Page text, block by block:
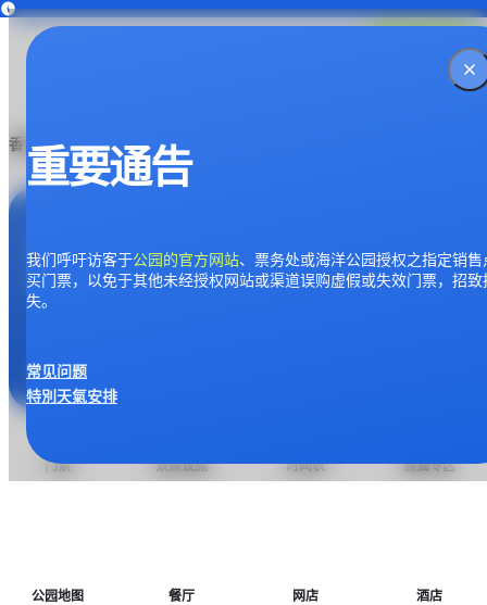
重要通告
我们呼吁访客于公园的官方网站、票务处或海洋公园授权之指定销售
买门票，以免于其他未经授权网站或渠道误购虚假或失效门票，招致
失。
常见问题
特別天氣安排
香
海
洋
公
园
官
方
网
°C
公园开放时间
香港大熊猫直播 立即观看！
保育大自然，
由您开始
立即捐款
门票 景点设施 时间表 熊猫专区
公园地图 餐厅 网店 酒店